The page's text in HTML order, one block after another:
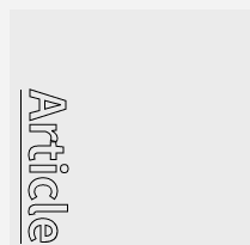
Article